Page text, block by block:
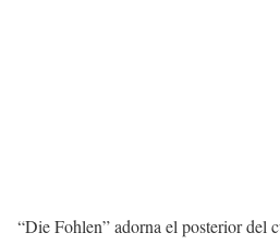
“Die Fohlen” adorna el posterior del